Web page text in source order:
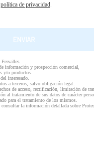
política de privacidad.
Fervalles
información y prospección comercial,
y/o productos.
interesado.
a terceros, salvo obligación legal.
de acceso, rectificación, limitación de
al tratamiento de sus datos de carácter
para el tratamiento de los mismos.
consultar la información detallada sobre